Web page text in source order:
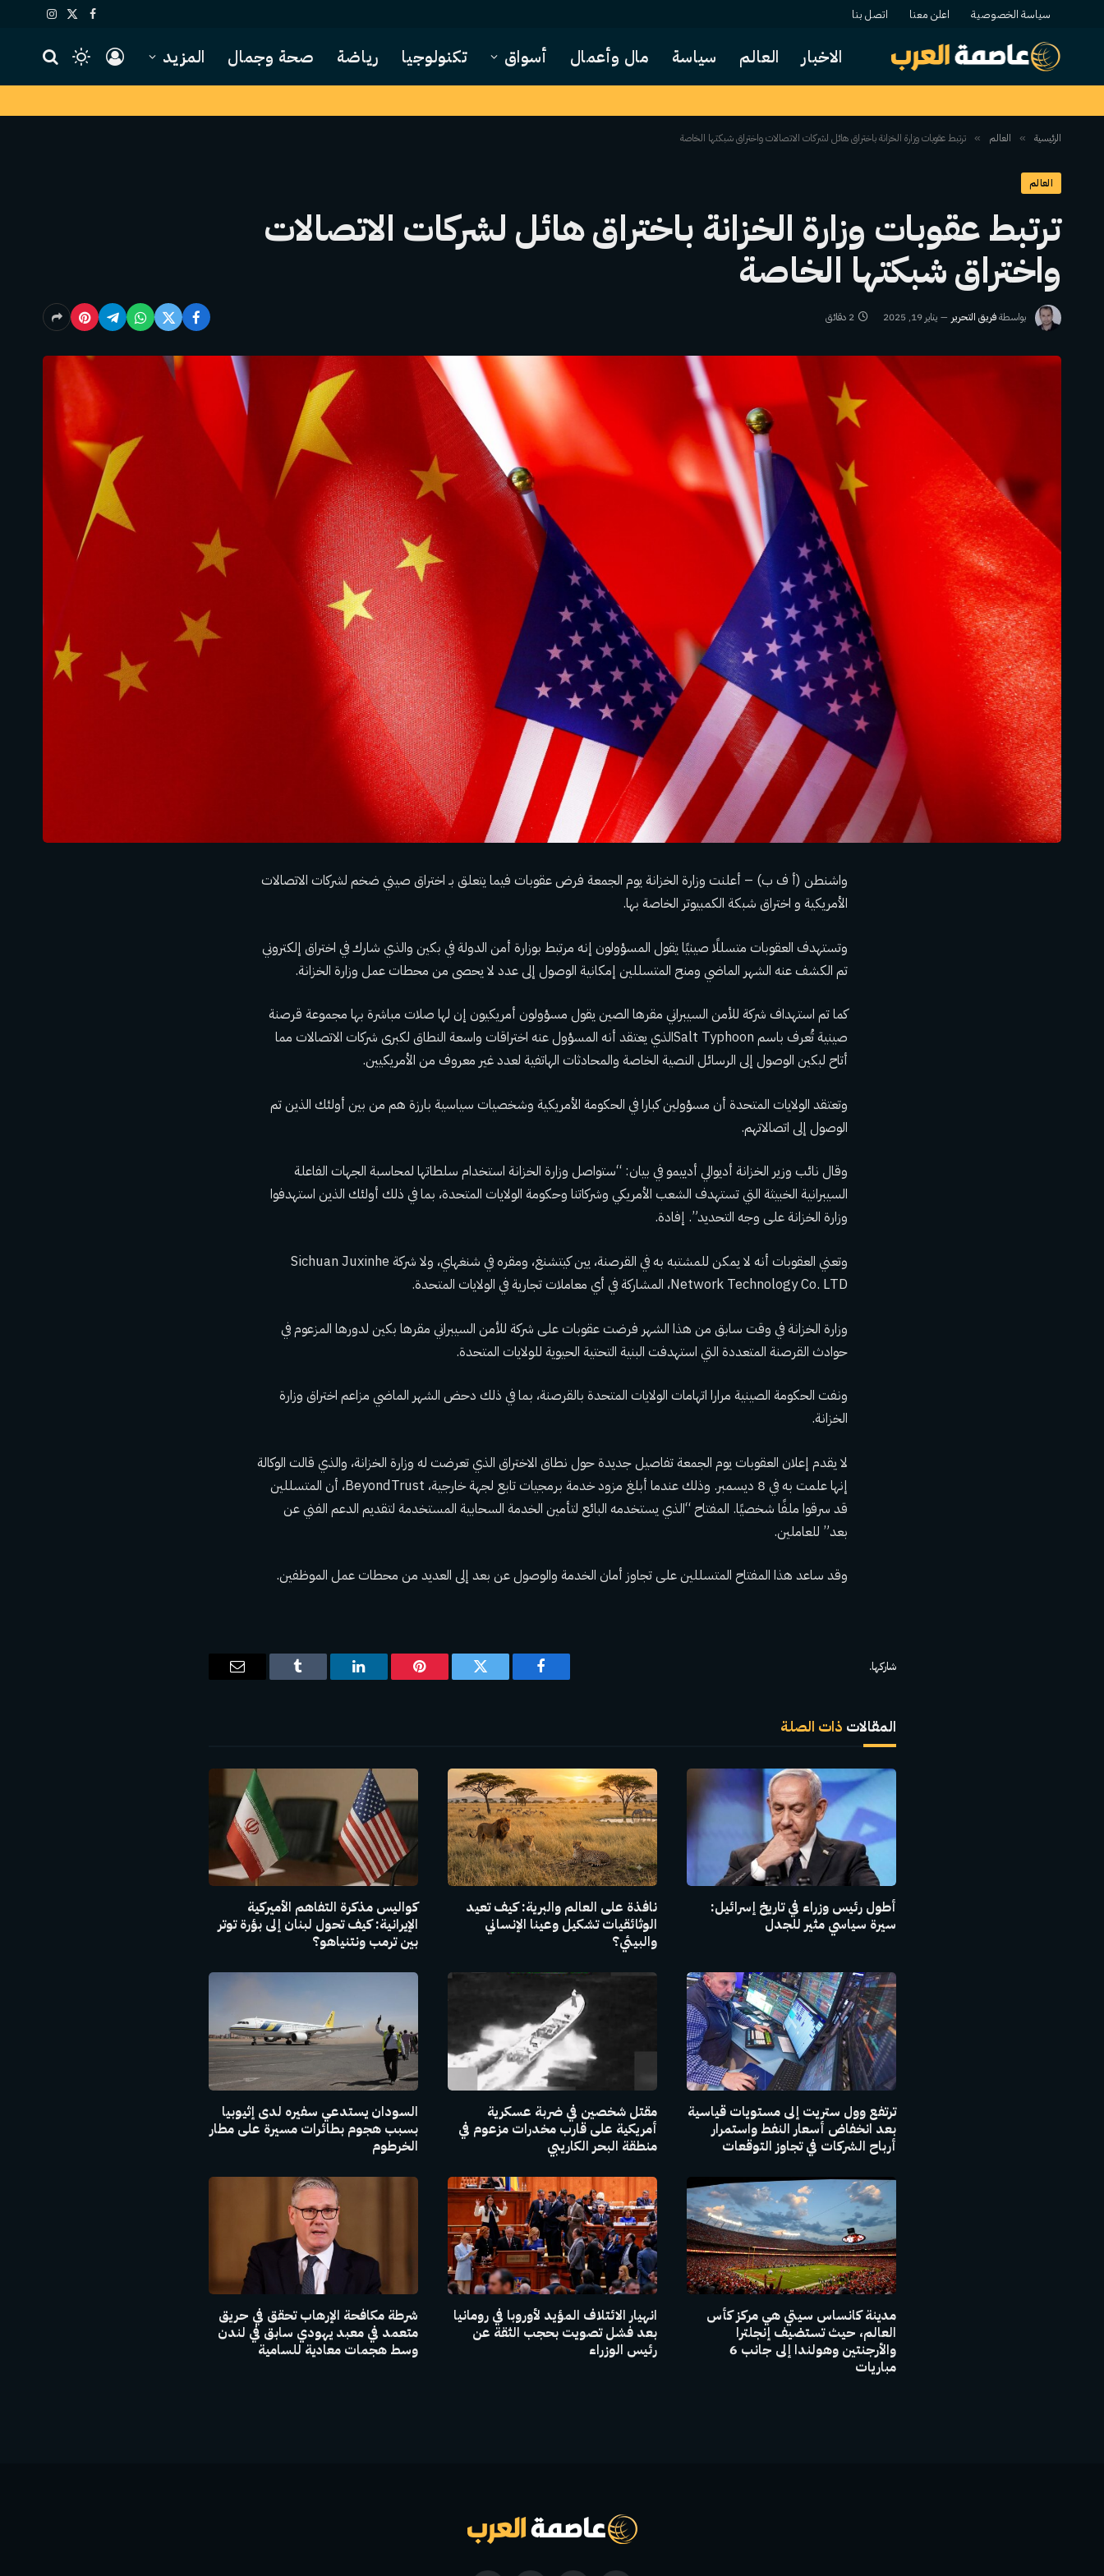
سياسة الخصوصية اعلن معنا اتصل بنا فيسبوك
X
الانستغرام
الاخبار العالم سياسة مال وأعمال أسواق تكنولوجيا رياضة صحة وجمال المزيد
الرئيسية » العالم » ترتبط عقوبات وزارة الخزانة باختراق هائل لشركات الاتصالات واختراق شبكتها الخاصة
العالم
ترتبط عقوبات وزارة الخزانة باختراق هائل لشركات الاتصالات
واختراق شبكتها الخاصة
بواسطةفريق التحرير يناير 19, 2025 2 دقائق
واشنطن (أ ف ب) – أعلنت وزارة الخزانة يوم الجمعة فرض عقوبات فيما يتعلق بـ اختراق صيني ضخم لشركات الاتصالات
الأمريكية و اختراق شبكة الكمبيوتر الخاصة بها.
وتستهدف العقوبات متسللًا صينيًا يقول المسؤولون إنه مرتبط بوزارة أمن الدولة في بكين والذي شارك في اختراق إلكتروني
تم الكشف عنه الشهر الماضي ومنح المتسللين إمكانية الوصول إلى عدد لا يحصى من محطات عمل وزارة الخزانة.
كما تم استهداف شركة للأمن السيبراني مقرها الصين يقول مسؤولون أمريكيون إن لها صلات مباشرة بها مجموعة قرصنة
صينية تُعرف باسم Salt Typhoon
الذي يعتقد أنه المسؤول عنه اختراقات واسعة النطاق لكبرى شركات الاتصالات مما
أتاح لبكين الوصول إلى الرسائل النصية الخاصة والمحادثات الهاتفية لعدد غير معروف من الأمريكيين.
وتعتقد الولايات المتحدة أن مسؤولين كبارا في الحكومة الأمريكية وشخصيات سياسية بارزة هم من بين أولئك الذين تم
الوصول إلى اتصالاتهم.
وقال نائب وزير الخزانة أديوالي أدييمو في بيان: “ستواصل وزارة الخزانة استخدام سلطاتها لمحاسبة الجهات الفاعلة
السيبرانية الخبيثة التي تستهدف الشعب الأمريكي وشركاتنا وحكومة الولايات المتحدة، بما في ذلك أولئك الذين استهدفوا
وزارة الخزانة على وجه التحديد”. إفادة.
وتعني العقوبات أنه لا يمكن للمشتبه به في القرصنة، يين كيتشنغ، ومقره في شنغهاي، ولا شركة Sichuan Juxinhe
Network Technology Co. LTD، المشاركة في أي معاملات تجارية في الولايات المتحدة.
وزارة الخزانة في وقت سابق من هذا الشهر فرضت عقوبات على شركة للأمن السيبراني مقرها بكين لدورها المزعوم في
حوادث القرصنة المتعددة التي استهدفت البنية التحتية الحيوية للولايات المتحدة.
ونفت الحكومة الصينية مرارا اتهامات الولايات المتحدة بالقرصنة، بما في ذلك دحض الشهر الماضي مزاعم اختراق وزارة
الخزانة.
لا يقدم إعلان العقوبات يوم الجمعة تفاصيل جديدة حول نطاق الاختراق الذي تعرضت له وزارة الخزانة، والذي قالت الوكالة
إنها علمت به في 8 ديسمبر. وذلك عندما أبلغ مزود خدمة برمجيات تابع لجهة خارجية، BeyondTrust، أن المتسللين
قد سرقوا ملفًا شخصيًا. المفتاح “الذي يستخدمه البائع لتأمين الخدمة السحابية المستخدمة لتقديم الدعم الفني عن
بعد” للعاملين.
وقد ساعد هذا المفتاح المتسللين على تجاوز أمان الخدمة والوصول عن بعد إلى العديد من محطات عمل الموظفين.
شاركها.
فيسبوك تويتر بينتيريستلينكدإن Tumblr
البريد
المقالات ذات الصلة
أطول رئيس وزراء في تاريخ إسرائيل:
سيرة سياسي مثير للجدل
نافذة على العالم والبرية: كيف تعيد
الوثائقيات تشكيل وعينا الإنساني
والبيئي؟
كواليس مذكرة التفاهم الأميركية
الإيرانية: كيف تحول لبنان إلى بؤرة توتر
بين ترمب ونتنياهو؟
ترتفع وول ستريت إلى مستويات قياسية
بعد انخفاض أسعار النفط واستمرار
أرباح الشركات في تجاوز التوقعات
مقتل شخصين في ضربة عسكرية
أمريكية على قارب مخدرات مزعوم في
منطقة البحر الكاريبي
السودان يستدعي سفيره لدى إثيوبيا
بسبب هجوم بطائرات مسيرة على مطار
الخرطوم
مدينة كانساس سيتي هي مركز كأس
العالم، حيث تستضيف إنجلترا
والأرجنتين وهولندا إلى جانب 6
مباريات
انهيار الائتلاف المؤيد لأوروبا في رومانيا
بعد فشل تصويت بحجب الثقة عن
رئيس الوزراء
شرطة مكافحة الإرهاب تحقق في حريق
متعمد في معبد يهودي سابق في لندن
وسط هجمات معادية للسامية